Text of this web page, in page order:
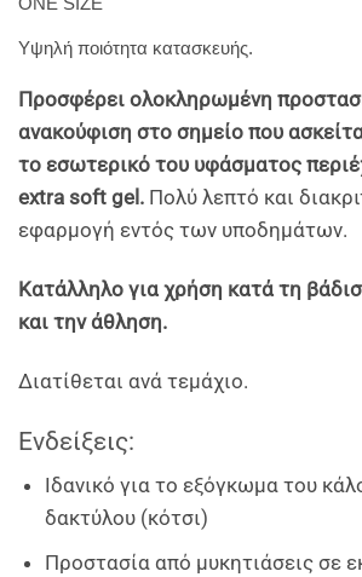
Υψηλή ποιότητα κατασκευής.
Προσφέρει ολοκληρωμένη
ανακούφιση στο σημείο που
το εσωτερικό του υφάσματος
extra soft gel. Πολύ λεπτό και
εφαρμογή εντός των υποδημάτων.
Κατάλληλο για χρήση κατά τη
και την άθληση.
Διατίθεται ανά τεμάχιο.
Ενδείξεις:
Ιδανικό για το εξόγκωμα του
δακτύλου (κότσι)
Προστασία από μυκητιάσεις σε